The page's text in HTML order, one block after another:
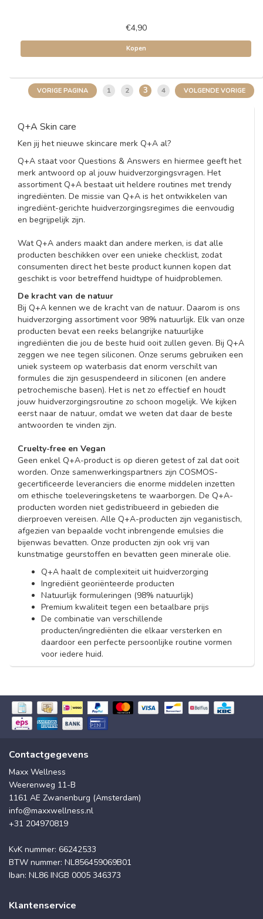
€4,90
Kopen
VORIGE PAGINA 1 2 3 4 VOLGENDE VORIGE
Q+A Skin care
Ken jij het nieuwe skincare merk Q+A al?
Q+A staat voor Questions & Answers en hiermee geeft het
merk antwoord op al jouw huidverzorgingsvragen. Het
assortiment Q+A bestaat uit heldere routines met trendy
ingrediënten. De missie van Q+A is het ontwikkelen van
ingrediënt-gerichte huidverzorgingsregimes die eenvoudig
en begrijpelijk zijn.
Wat Q+A anders maakt dan andere merken, is dat alle
producten beschikken over een unieke checklist, zodat
consumenten direct het beste product kunnen kopen dat
geschikt is voor betreffend huidtype of huidproblemen.
De kracht van de natuur
Bij Q+A kennen we de kracht van de natuur. Daarom is ons
huidverzorging assortiment voor 98% natuurlijk. Elk van onze
producten bevat een reeks belangrijke natuurlijke
ingrediënten die jou de beste huid ooit zullen geven. Bij Q+A
zeggen we nee tegen siliconen. Onze serums gebruiken een
uniek systeem op waterbasis dat enorm verschilt van
formules die zijn gesuspendeerd in siliconen (en andere
petrochemische basen). Het is net zo effectief en houdt
jouw huidverzorgingsroutine zo schoon mogelijk. We kijken
eerst naar de natuur, omdat we weten dat daar de beste
antwoorden te vinden zijn.
Cruelty-free en Vegan
Geen enkel Q+A-product is op dieren getest of zal dat ooit
worden. Onze samenwerkingspartners zijn COSMOS-
gecertificeerde leveranciers die enorme middelen inzetten
om ethische toeleveringsketens te waarborgen. De Q+A-
producten worden niet gedistribueerd in gebieden die
dierproeven vereisen. Alle Q+A-producten zijn veganistisch,
afgezien van bepaalde vocht inbrengende emulsies die
bijenwas bevatten. Onze producten zijn ook vrij van
kunstmatige geurstoffen en bevatten geen minerale olie.
Q+A haalt de complexiteit uit huidverzorging
Ingrediënt georiënteerde producten
Natuurlijk formuleringen (98% natuurlijk)
Premium kwaliteit tegen een betaalbare prijs
De combinatie van verschillende
producten/ingrediënten die elkaar versterken en
daardoor een perfecte persoonlijke routine vormen
voor iedere huid.
Contactgegevens
Maxx Wellness
Weerenweg 11-B
1161 AE Zwanenburg (Amsterdam)
info@maxxwellness.nl
+31 204970819
KvK nummer: 66242533
BTW nummer: NL856459069B01
Iban: NL86 INGB 0005 346373
Klantenservice